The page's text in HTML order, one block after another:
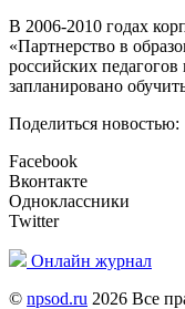
В 2006-2010 годах
«Партнерство в
российских
запланировано
Поделиться новостью:
Facebook
Вконтакте
Одноклассники
Twitter
Онлайн журнал
© npsod.ru 2026 Все